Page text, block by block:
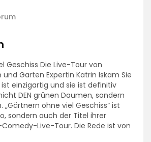
Geschiss Die Live-Tour von
Garten Expertin Katrin Iskam Sie
einzigartig und sie ist definitiv
DEN grünen Daumen, sondern
„Gärtnern ohne viel Geschiss“ ist
sondern auch der Titel ihrer
Live-Tour. Die Rede ist von